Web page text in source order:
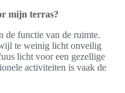
mijn terras?
de functie van de ruimte.
te weinig licht onveilig
licht voor een gezellige
activiteiten is vaak de